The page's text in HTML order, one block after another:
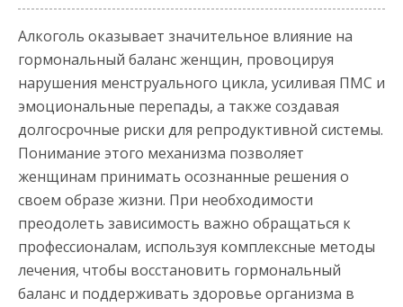
Алкоголь оказывает значительное влияние на
гормональный баланс женщин, провоцируя
нарушения менструального цикла, усиливая ПМС и
эмоциональные перепады, а также создавая
долгосрочные риски для репродуктивной системы.
Понимание этого механизма позволяет
женщинам принимать осознанные решения о
своем образе жизни. При необходимости
преодолеть зависимость важно обращаться к
профессионалам, используя комплексные методы
лечения, чтобы восстановить гормональный
баланс и поддерживать здоровье организма в